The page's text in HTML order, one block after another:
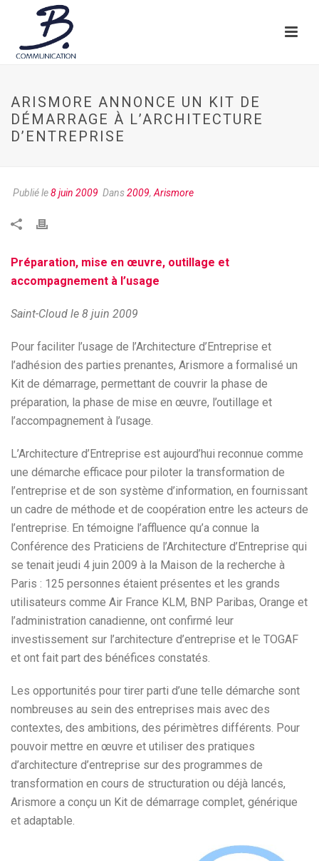
ARISMORE ANNONCE UN KIT DE
DÉMARRAGE À L’ARCHITECTURE
D’ENTREPRISE
Publié le8 juin 2009 Dans2009, Arismore
Préparation, mise en œuvre, outillage et
accompagnement à l’usage
Saint-Cloud le 8 juin 2009
Pour faciliter l’usage de l’Architecture d’Entreprise et
l’adhésion des parties prenantes, Arismore a formalisé un
Kit de démarrage, permettant de couvrir la phase de
préparation, la phase de mise en œuvre, l’outillage et
l’accompagnement à l’usage.
L’Architecture d’Entreprise est aujourd’hui reconnue comme
une démarche efficace pour piloter la transformation de
l’entreprise et de son système d’information, en fournissant
un cadre de méthode et de coopération entre les acteurs de
l’entreprise. En témoigne l’affluence qu’a connue la
Conférence des Praticiens de l’Architecture d’Entreprise qui
se tenait jeudi 4 juin 2009 à la Maison de la recherche à
Paris : 125 personnes étaient présentes et les grands
utilisateurs comme Air France KLM, BNP Paribas, Orange et
l’administration canadienne, ont confirmé leur
investissement sur l’architecture d’entreprise et le TOGAF
et ont fait part des bénéfices constatés.
Les opportunités pour tirer parti d’une telle démarche sont
nombreuses au sein des entreprises mais avec des
contextes, des ambitions, des périmètres différents. Pour
pouvoir mettre en œuvre et utiliser des pratiques
d’architecture d’entreprise sur des programmes de
transformation en cours de structuration ou déjà lancés,
Arismore a conçu un Kit de démarrage complet, générique
et adaptable.